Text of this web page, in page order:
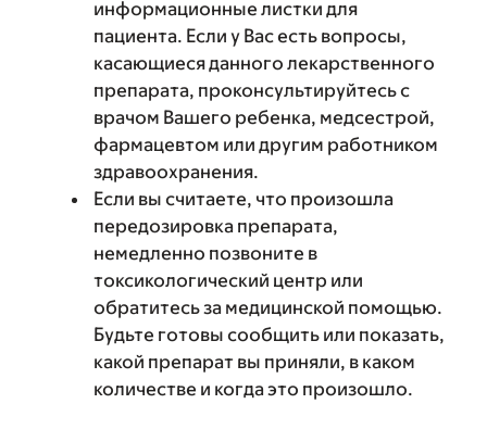
информационные листки для
пациента. Если у Вас есть вопросы,
касающиеся данного лекарственного
препарата, проконсультируйтесь с
врачом Вашего ребенка, медсестрой,
фармацевтом или другим работником
здравоохранения.
Если вы считаете, что произошла
передозировка препарата,
немедленно позвоните в
токсикологический центр или
обратитесь за медицинской помощью.
Будьте готовы сообщить или показать,
какой препарат вы приняли, в каком
количестве и когда это произошло.